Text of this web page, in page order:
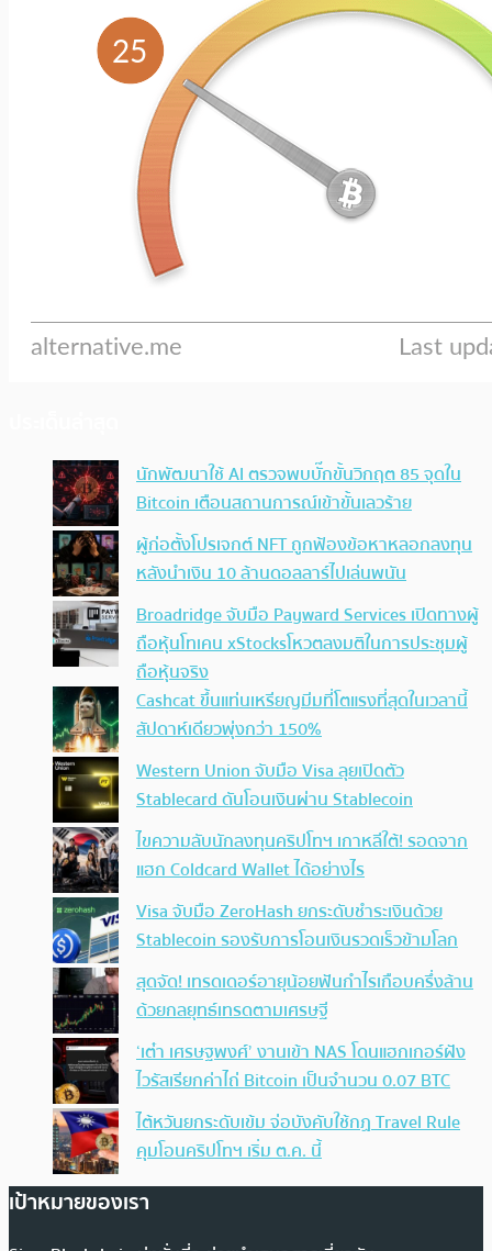
นักพัฒนาใช้ AI ตรวจพบบั๊กขั้นวิกฤต 85 จุดใน
Bitcoin เตือนสถานการณ์เข้าขั้นเลวร้าย
ผู้ก่อตั้งโปรเจกต์ NFT ถูกฟ้องข้อหาหลอกลงทุน
หลังนำเงิน 10 ล้านดอลลาร์ไปเล่นพนัน
Broadridge จับมือ Payward Services เปิดทางผู้
ถือหุ้นโทเคน xStocksโหวตลงมติในการประชุมผู้
ถือหุ้นจริง
Cashcat ขึ้นแท่นเหรียญมีมที่โตแรงที่สุดในเวลานี้
สัปดาห์เดียวพุ่งกว่า 150%
Western Union จับมือ Visa ลุยเปิดตัว
Stablecard ดันโอนเงินผ่าน Stablecoin
ไขความลับนักลงทุนคริปโทฯ เกาหลีใต้! รอดจาก
แฮก Coldcard Wallet ได้อย่างไร
Visa จับมือ ZeroHash ยกระดับชำระเงินด้วย
Stablecoin รองรับการโอนเงินรวดเร็วข้ามโลก
สุดจัด! เทรดเดอร์อายุน้อยฟันกำไรเกือบครึ่งล้าน
ด้วยกลยุทธ์เทรดตามเศรษฐี
‘เต๋า เศรษฐพงศ์’ งานเข้า NAS โดนแฮกเกอร์ฝัง
ไวรัสเรียกค่าไถ่ Bitcoin เป็นจำนวน 0.07 BTC
ไต้หวันยกระดับเข้ม จ่อบังคับใช้กฏ Travel Rule
คุมโอนคริปโทฯ เริ่ม ต.ค. นี้
เป้าหมายของเรา